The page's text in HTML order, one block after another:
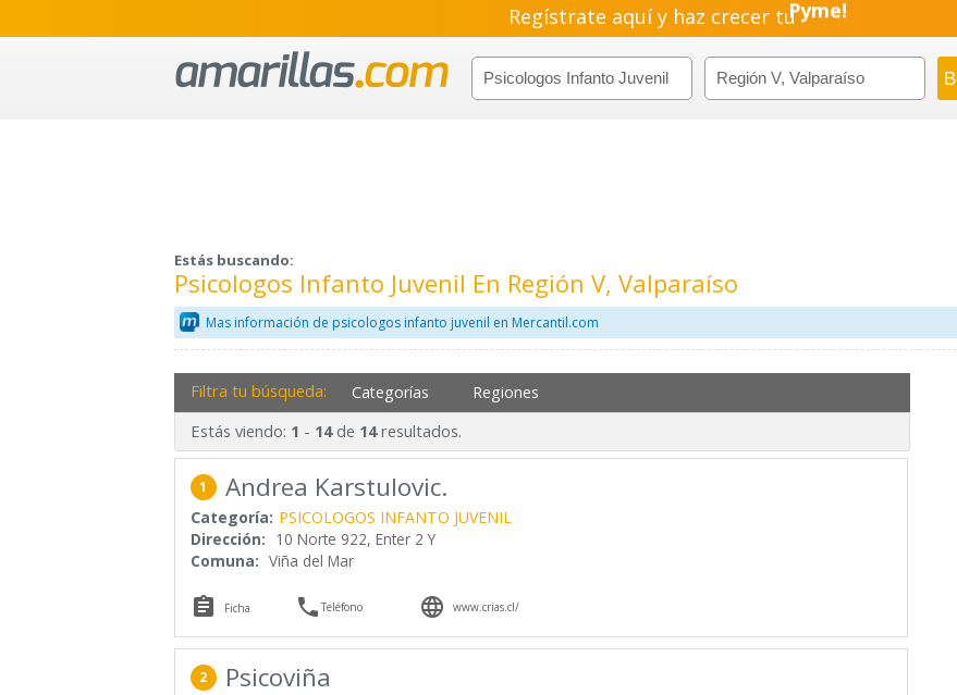
Regístrate aquí y haz crecer tuPyme!
Emprendimiento!
Estás buscando:
Psicologos Infanto Juvenil En Región V, Valparaíso
Mas información de psicologos infanto juvenil en Mercantil.com
Filtra tu búsqueda: Categorías Regiones
Estás viendo: 1 - 14de 14resultados.
1 Andrea Karstulovic.
Categoría: PSICOLOGOS INFANTO JUVENIL
Dirección: 10 Norte 922, Enter 2 Y
Comuna: Viña del Mar
 Ficha Teléfono  www.crias.cl/
2 Psicoviña